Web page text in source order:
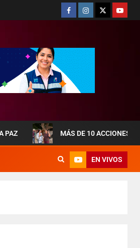
MÁS DE 10 ACCIONES DE OBRAS
EN VIVOS